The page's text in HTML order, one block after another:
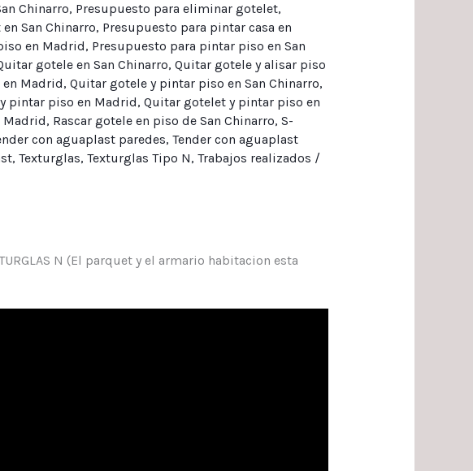
Chinarro, Presupuesto para eliminar gotelet,
San Chinarro, Presupuesto para pintar casa en
en Madrid, Presupuesto para pintar piso en San
gotele en San Chinarro, Quitar gotele y alisar piso
Madrid, Quitar gotele y pintar piso en San Chinarro,
pintar piso en Madrid, Quitar gotelet y pintar piso en
Madrid, Rascar gotele en piso de San Chinarro, S-
con aguaplast paredes, Tender con aguaplast
, Texturglas, Texturglas Tipo N, Trabajos realizados /
N (El parquet y el armario habitacion esta